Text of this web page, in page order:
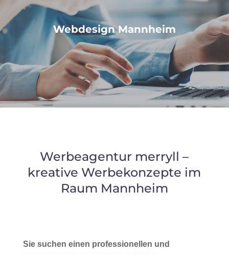
Webdesign Mannheim
Werbeagentur merryll –
kreative Werbekonzepte im
Raum Mannheim
Sie suchen einen professionellen und